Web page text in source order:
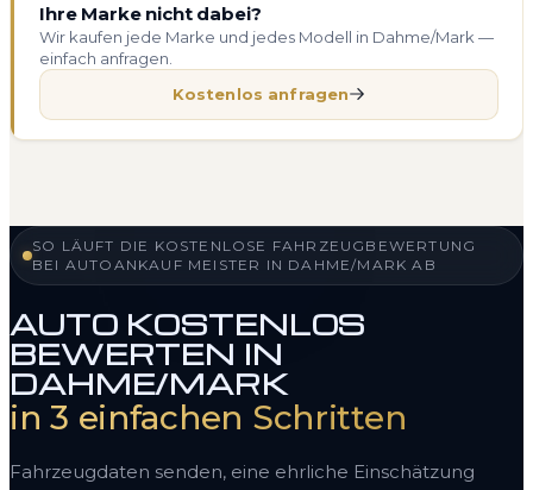
Ihre Marke nicht dabei?
Wir kaufen jede Marke und jedes Modell in Dahme/Mark —
einfach anfragen.
Kostenlos anfragen
SO LÄUFT DIE KOSTENLOSE FAHRZEUGBEWERTUNG
BEI AUTOANKAUF MEISTER IN DAHME/MARK AB
AUTO KOSTENLOS
BEWERTEN IN
DAHME/MARK
in 3 einfachen Schritten
Fahrzeugdaten senden, eine ehrliche Einschätzung